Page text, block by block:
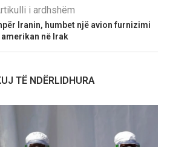
i ardhshëm
Iranin, humbet një avion furnizimi
amerikan në Irak
TË NDËRLIDHURA